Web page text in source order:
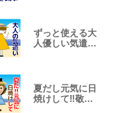
ずっと使える大
人優しい気遣い
夏だし元気に日
焼けして‼敬語